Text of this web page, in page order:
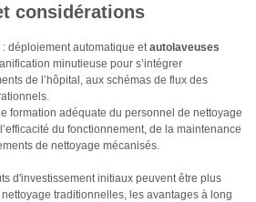
considérations
déploiement automatique et autolaveuses
minutieuse pour s’intégrer
de l’hôpital, aux schémas de flux des
formation adéquate du personnel de nettoyage
du fonctionnement, de la maintenance
de nettoyage mécanisés.
d'investissement initiaux peuvent être plus
traditionnelles, les avantages à long